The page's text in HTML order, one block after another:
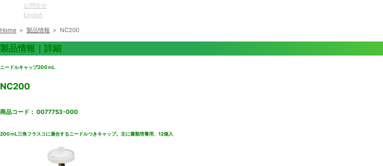
お問合せ
English
Home > 製品情報 > NC200
製品情報｜詳細
ニードルキャップ200ｍL
NC200
商品コード： 0077753-000
200ｍL三角フラスコに適合するニードルつきキャップ。主に藻類培養用、12個入